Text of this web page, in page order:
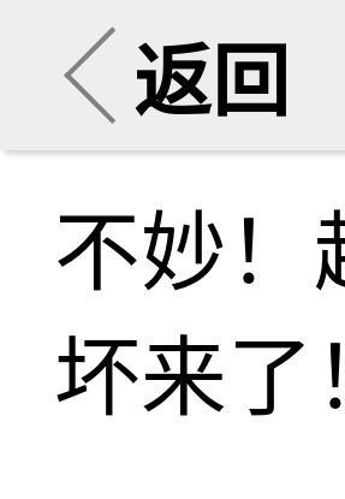
返回
不妙！
坏来了